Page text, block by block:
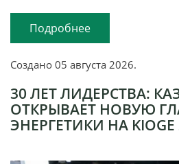
Подробнее
Создано 05 августа 2026.
30 ЛЕТ ЛИДЕРСТВА:
ОТКРЫВАЕТ НОВУЮ
ЭНЕРГЕТИКИ НА KIOGE